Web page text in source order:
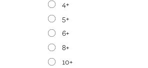
4+
5+
6+
8+
10+